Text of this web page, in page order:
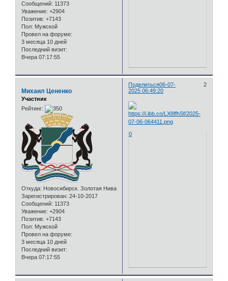
Сообщений: 11373
Уважение: +2904
Позитив: +7143
Пол: Мужской
Провел на форуме:
3 месяца 10 дней
Последний визит:
Вчера 07:17:55
Поделиться 2
06-07-
2025 06:49:20
Михаил Цененко
Участник
Рейтинг:
Откуда: Новосибирск. Золотая Нива
Зарегистрирован: 24-10-2017
Сообщений: 11373
Уважение: +2904
Позитив: +7143
Пол: Мужской
Провел на форуме:
3 месяца 10 дней
Последний визит:
Вчера 07:17:55
0